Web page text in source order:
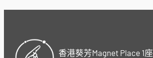
香港葵芳Magnet Place 1